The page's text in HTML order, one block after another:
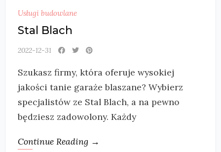
Usługi budowlane
Stal Blach
2022-12-31
Szukasz firmy, która oferuje wysokiej
jakości tanie garaże blaszane? Wybierz
specjalistów ze Stal Blach, a na pewno
będziesz zadowolony. Każdy
Continue Reading →